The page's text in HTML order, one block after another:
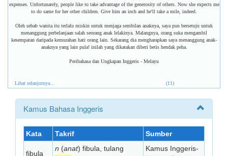
expenses. Unfortunately, people like to take advantage of the generosity of others. Now she expects me
to do same for her other children. Give him an inch and he'll take a mile, indeed.
Oleh sebab wanita itu terlalu miskin untuk menjaga sembilan anaknya, saya pun bersetuju untuk
menanggung perbelanjaan salah seorang anak lelakinya. Malangnya, orang suka mengambil
kesempatan daripada kemurahan hati orang lain. Sekarang dia mengharapkan saya menanggung anak-
anaknya yang lain pula! inilah yang dikatakan diberi betis hendak peha.
Peribahasa dan Ungkapan Inggeris - Melayu
Lihat selanjutnya... (11)
Kamus Bahasa Inggeris
Kata Takrif Sumber
fibula
n (anat) fibula, tulang
Kamus Inggeris-